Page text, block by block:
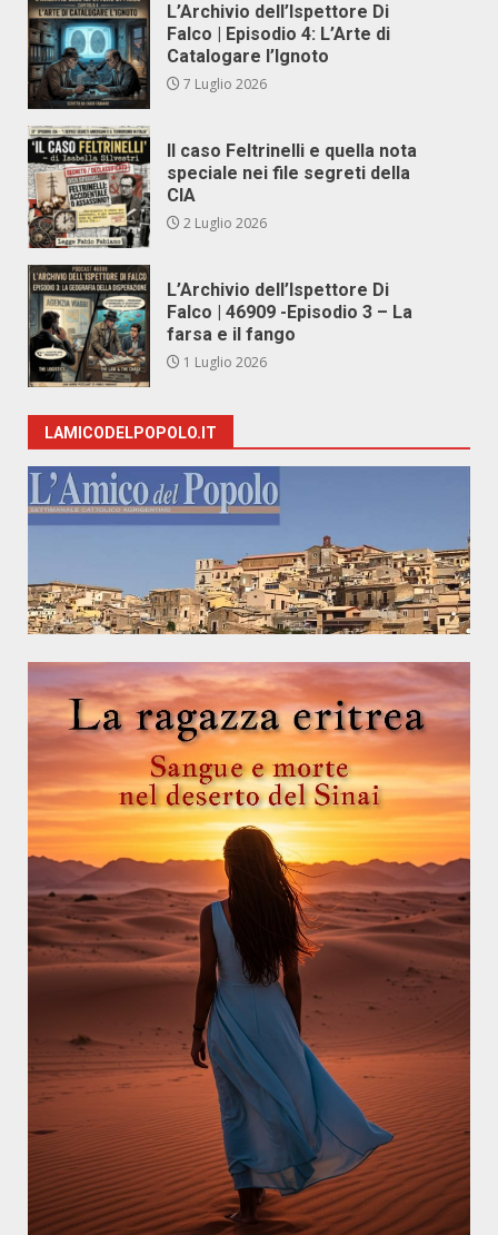
L’Archivio dell’Ispettore Di
Falco | Episodio 4: L’Arte di
Catalogare l’Ignoto
7 Luglio 2026
Il caso Feltrinelli e quella nota
speciale nei file segreti della
CIA
2 Luglio 2026
L’Archivio dell’Ispettore Di
Falco | 46909 -Episodio 3 – La
farsa e il fango
1 Luglio 2026
LAMICODELPOPOLO.IT